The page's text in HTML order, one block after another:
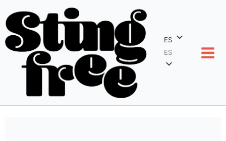
contenido
ES
ES